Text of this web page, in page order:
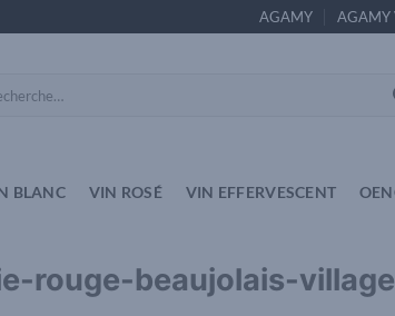
AGAMY AGAMY
:
BLANC VIN ROSÉ VIN EFFERVESCENT
rouge-beaujolais-